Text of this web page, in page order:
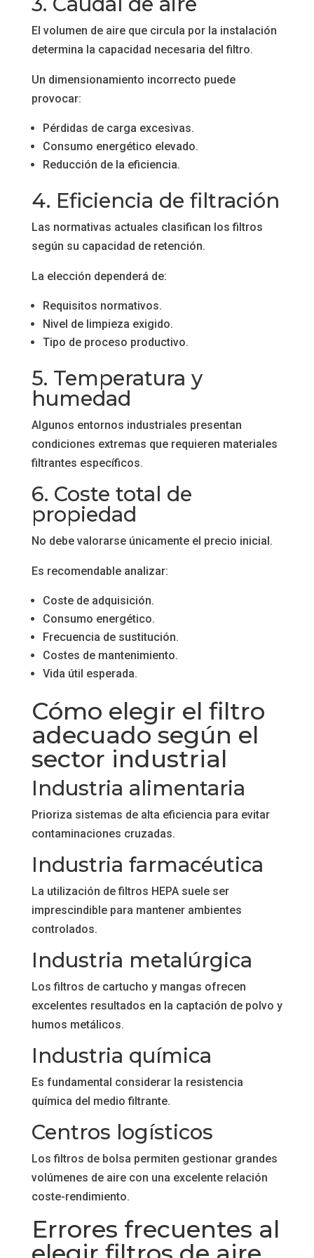
El volumen de aire que circula por la instalación
determina la capacidad necesaria del filtro.
Un dimensionamiento incorrecto puede
provocar:
Pérdidas de carga excesivas.
Consumo energético elevado.
Reducción de la eficiencia.
4. Eficiencia de filtración
Las normativas actuales clasifican los filtros
según su capacidad de retención.
La elección dependerá de:
Requisitos normativos.
Nivel de limpieza exigido.
Tipo de proceso productivo.
5. Temperatura y
humedad
Algunos entornos industriales presentan
condiciones extremas que requieren materiales
filtrantes específicos.
6. Coste total de
propiedad
No debe valorarse únicamente el precio inicial.
Es recomendable analizar:
Coste de adquisición.
Consumo energético.
Frecuencia de sustitución.
Costes de mantenimiento.
Vida útil esperada.
Cómo elegir el filtro
adecuado según el
sector industrial
Industria alimentaria
Prioriza sistemas de alta eficiencia para evitar
contaminaciones cruzadas.
Industria farmacéutica
La utilización de filtros HEPA suele ser
imprescindible para mantener ambientes
controlados.
Industria metalúrgica
Los filtros de cartucho y mangas ofrecen
excelentes resultados en la captación de polvo y
humos metálicos.
Industria química
Es fundamental considerar la resistencia
química del medio filtrante.
Centros logísticos
Los filtros de bolsa permiten gestionar grandes
volúmenes de aire con una excelente relación
coste-rendimiento.
Errores frecuentes al